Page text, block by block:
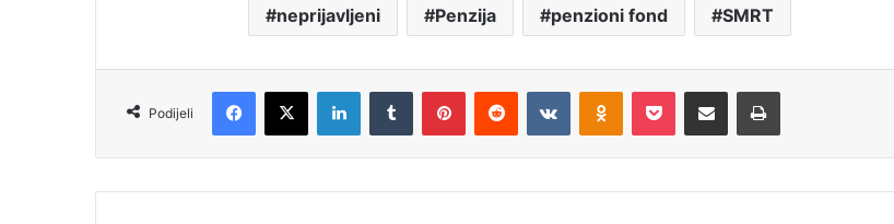
neprijavljeni Penzija penzioni fond SMRT
Podijeli